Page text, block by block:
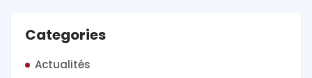
Categories
Actualités